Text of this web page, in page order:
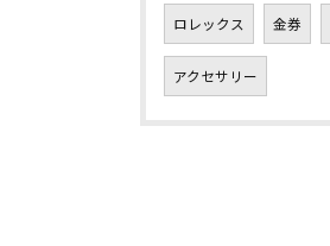
ロレックス 金券
アクセサリー